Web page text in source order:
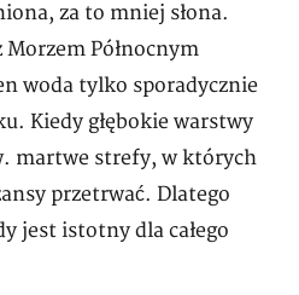
za to mniej słona.
Północnym
woda tylko sporadycznie
Kiedy głębokie warstwy
martwe strefy, w których
przetrwać. Dlatego
jest istotny dla całego